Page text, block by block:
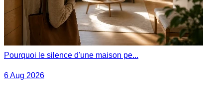
Pourquoi le silence d'une maison pe...
6 Aug 2026